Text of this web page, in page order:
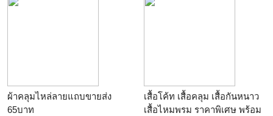
ผ้าคลุมไหล่ลายแถบขายส่ง
65บาท
เสื้อโค้ท เสื้อคลุม เสื้อกันหนาว
เสื้อไหมพรม ราคาพิเศษ พร้อม